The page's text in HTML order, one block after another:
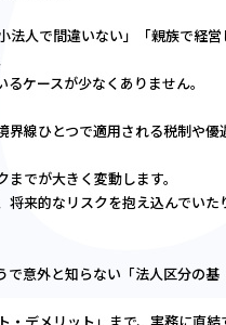
法人で間違いない」「親族で経営
ケースが少なくありません。
界線ひとつで適用される税制や優
でが大きく変動します。
将来的なリスクを抱え込んでいた
で意外と知らない「法人区分の基